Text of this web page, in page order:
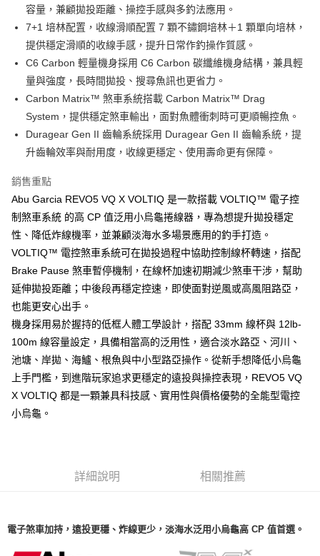
資料（包含姓名、電話或地址）提供予台灣大哥大進項蒐集、處理及利用，
由本公司與您本人進行分期帳單所需資料之確認、核對及更正。
3.完整用戶服務條款，請詳閱以下連結：https://oppay.tw/userRule
※ 交易是否成功請以「AFTEE先享後付 」之結帳頁面顯示為準，若有關於
是否繳費成功／繳費後需取消欲退款等相關疑問，請聯繫「AFTEE先享後付
客戶支援中心」https://netprotections.freshdesk.com/support/home
【注意事項】
易，需依本服務之必要範圍內提供個人資料，並將交易相關給付款項請求債
權轉讓予恩沛科技股份有限公司。
２．關於個人資料處理事宜，請瀏覽以下網址：
https://aftee.tw/terms/#terms3
３．未成年的使用者請事先徵得法定代理人或監護人之同意方可使用
「AFTEE先享後付」，若未經同意申辦者引起之損失，本公司不負相關責
４．使用「AFTEE先享後付」時，將依據個別帳號之用戶狀況，依本公司即
時審查核予不同之上限額度；若仍有額度不足之情形，本公司將視審查結果
請求用戶進行身份認證。
５．嚴禁一人註冊多個帳號或使用他人資訊註冊。若發現惡意使用之情形，
每筆NT$60，滿NT$1,200(含以上)免運費
付款後7-11取貨
每筆NT$60，滿NT$1,200(含以上)免運費
一般宅配（門市自取請勿下單，請聯繫客服）
每筆NT$100，滿NT$2,000(含以上)免運費
離島一般宅配
每筆NT$200，滿NT$2,000(含以上)免運費
國家/地區配送(**下單前請私訊客服確認實際運費(運費另
計)，訂單才得以成立**)
查看運費
容量，兼顧拋投距離、操控手感與多釣法應用。
7+1 培林配置，收線滑順配置 7 顆不鏽鋼培林＋1 顆單向培林，
提供穩定滑順的收線手感，提升日常作釣操作質感。
C6 Carbon 輕量機身採用 C6 Carbon 碳纖維機身結構，兼具輕
量與強度，長時間拋投、搜尋魚訊也更省力。
Carbon Matrix™ 煞車系統搭載 Carbon Matrix™ Drag
System，提供穩定煞車輸出，面對魚體衝刺時可更順暢控魚。
Duragear Gen II 齒輪系統採用 Duragear Gen II 齒輪系統，提
升齒輪效率與耐用度，收線更穩定、使用壽命更有保障。
銷售重點
Abu Garcia REVO5 VQ X VOLTIQ 是一款搭載 VOLTIQ™ 電子控
制煞車系統 的高 CP 值泛用小烏龜捲線器，專為想提升拋投穩定
性、降低炸線機率，並兼顧淡海水多場景應用的釣手打造。
VOLTIQ™ 電控煞車系統可在拋投過程中協助控制線杯轉速，搭配
Brake Pause 煞車暫停機制，在線杯加速初期減少煞車干涉，幫助
延伸拋投距離；中後段再穩定控速，即使面對逆風或高風阻路亞，
也能更安心出手。
機身採用易於握持的低框人體工學設計，搭配 33mm 線杯與 12lb-
100m 線容量設定，具備相當高的泛用性，適合淡水路亞、河川、
池塘、岸拋、海鱸、根魚與中小型路亞操作。從新手想降低小烏龜
上手門檻，到進階玩家追求更穩定的遠投與操控表現，REVO5 VQ
X VOLTIQ 都是一顆兼具科技感、實用性與價格優勢的全能型電控
小烏龜。
詳細說明 相關推薦
電子煞車加持，遠投更穩、炸線更少，淡海水泛用小烏龜高 CP 值首選。